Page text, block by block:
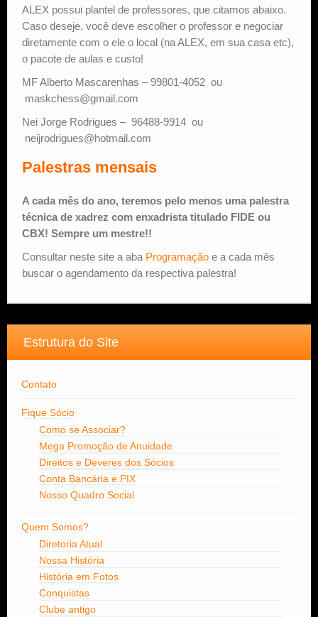
Estude Xadrez
ALEX possui plantel de professores, que citamos abaixo.
Caso deseje, você deve escolher o professor e negociar
diretamente com o ele o local (na ALEX, em sua casa etc),
o pacote de aulas e custo!
MF Alberto Mascarenhas – 99801-4052 ou
maskchess@gmail.com
Nei Jorge Rodrigues – 96488-9914 ou
neijrodrigues@hotmail.com
Palestras mensais
A cada mês do ano, teremos pelo menos uma palestra
técnica de xadrez com enxadrista titulado FIDE ou
CBX! Sempre um mestre!!
Consultar neste site a aba Programação e a cada mês
buscar o agendamento da respectiva palestra!
Estrutura do Site
Contato
Fique Sócio
Como se Associar?
Mega Promoção de Anuidade
Direitos e Deveres dos Sócios
Conta Bancária e PIX
Nosso Quadro Social
Quem Somos?
Diretoria Atual
Nossa História
História em Fotos
Conquistas
Clube antigo